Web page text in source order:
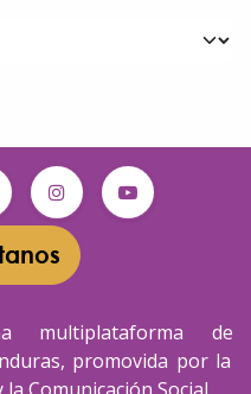
multiplataforma de
promovida por la